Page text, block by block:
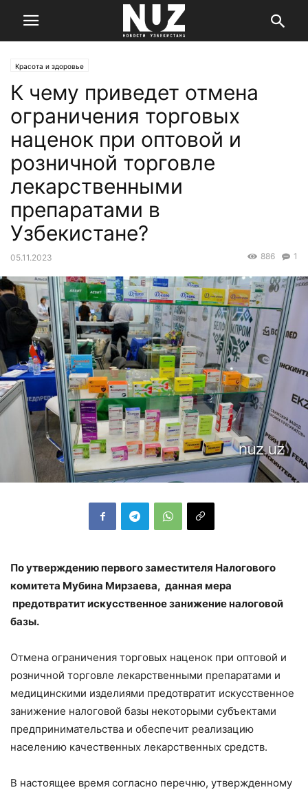
Красота и здоровье
К чему приведет отмена
ограничения торговых
наценок при оптовой и
розничной торговле
лекарственными
препаратами в
Узбекистане?
05.11.2023 1
886
По утверждению первого заместителя Налогового
комитета Мубина Мирзаева, данная мера
предотвратит искусственное занижение налоговой
базы.
Отмена ограничения торговых наценок при оптовой и
розничной торговле лекарственными препаратами и
медицинскими изделиями предотвратит искусственное
занижение налоговой базы некоторыми субъектами
предпринимательства и обеспечит реализацию
населению качественных лекарственных средств.
В настоящее время согласно перечню, утвержденному